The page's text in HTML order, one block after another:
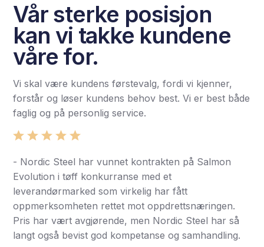
Vår sterke posisjon
kan vi takke kundene
våre for.
Vi skal være kundens førstevalg, fordi vi kjenner,
forstår og løser kundens behov best. Vi er best både
faglig og på personlig service.
- Nordic Steel har vunnet kontrakten på Salmon
Evolution i tøff konkurranse med et
leverandørmarked som virkelig har fått
oppmerksomheten rettet mot oppdrettsnæringen.
Pris har vært avgjørende, men Nordic Steel har så
langt også bevist god kompetanse og samhandling.